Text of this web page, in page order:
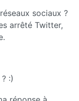
sociaux ?
arrêté Twitter,
:)